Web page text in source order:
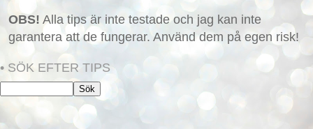
OBS! Alla tips är inte testade och jag kan inte
garantera att de fungerar. Använd dem på egen risk!
• SÖK EFTER TIPS